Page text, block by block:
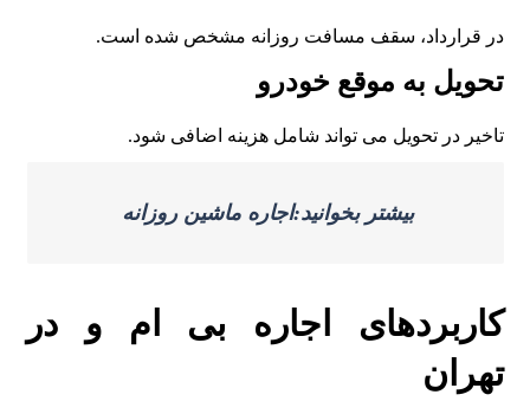
در قرارداد، سقف مسافت روزانه مشخص شده است.
تحويل به موقع خودرو
تاخير در تحويل می تواند شامل هزينه اضافی شود.
بیشتر بخوانید:اجاره ماشین روزانه
کاربردهای اجاره بی ام و در
تهران